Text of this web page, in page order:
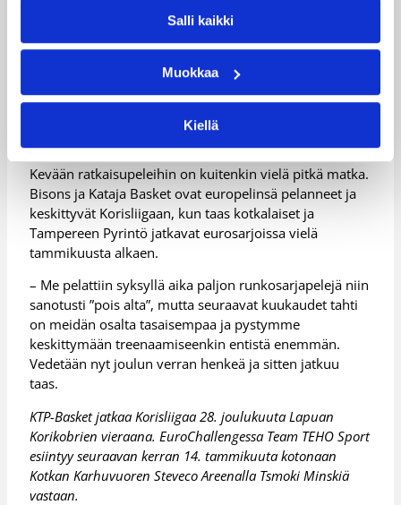
Salli kaikki
Muokkaa
Kiellä
mestarisuosikkien joukkoon.
kausi on kärkijoukkueiden osalta viime kautta
vahvempi. Sekä me että Bisons ollaan viime kautta
parempia, ja aika hyviä joukkueita kärkinelikkoon on
Kevään ratkaisupeleihin on kuitenkin vielä pitkä matka.
Bisons ja Kataja Basket ovat europelinsä pelanneet ja
keskittyvät Korisliigaan, kun taas kotkalaiset ja
Tampereen Pyrintö jatkavat eurosarjoissa vielä
tammikuusta alkaen.
– Me pelattiin syksyllä aika paljon runkosarjapelejä niin
sanotusti ”pois alta”, mutta seuraavat kuukaudet tahti
on meidän osalta tasaisempaa ja pystymme
keskittymään treenaamiseenkin entistä enemmän.
Vedetään nyt joulun verran henkeä ja sitten jatkuu
taas.
KTP-Basket jatkaa Korisliigaa 28. joulukuuta Lapuan
Korikobrien vieraana. EuroChallengessa Team TEHO Sport
esiintyy seuraavan kerran 14. tammikuuta kotonaan
Kotkan Karhuvuoren Steveco Areenalla Tsmoki Minskiä
vastaan.